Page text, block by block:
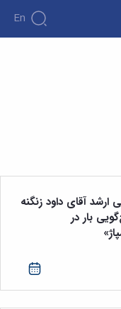
En
فنی و مهندسی
ارشد آقای داود زنگنه
بار در